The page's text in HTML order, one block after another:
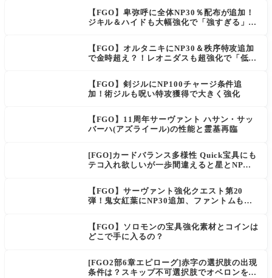
【FGO】卑弥呼に全体NP30％配布が追加！
ジキル＆ハイドも大幅強化で「強すぎる」の
【FGO】オルタニキにNP30＆秩序特攻追加
で金時超え？！レオニダスも超強化で「低レ
【FGO】剣ジルにNP100チャージ条件追
加！術ジルも呪い特攻獲得で大きく強化
【FGO】11周年サーヴァント ハサン・サッ
バーハ(アズライール)の性能と霊基再臨
[FGO]カードバランス多様性 Quick宝具にも
テコ入れ欲しいが一歩間違えると星とNP楽
【FGO】サーヴァント強化クエスト第20
弾！鬼女紅葉にNP30追加、ファントムも大
【FGO】ソロモンの宝具強化素材とコインは
どこで手に入るの？
[FGO2部6章エピローグ]赤字の選択肢の出現
条件は？スキップ不可選択肢でオベロンを疑